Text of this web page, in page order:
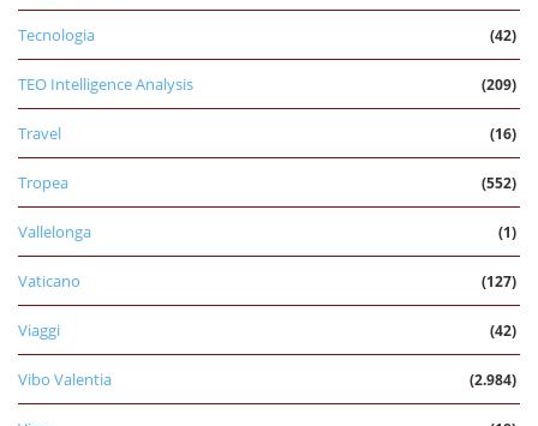
Tecnologia (42)
TEO Intelligence Analysis (209)
Travel (16)
Tropea (552)
Vallelonga (1)
Vaticano (127)
Viaggi (42)
Vibo Valentia (2.984)